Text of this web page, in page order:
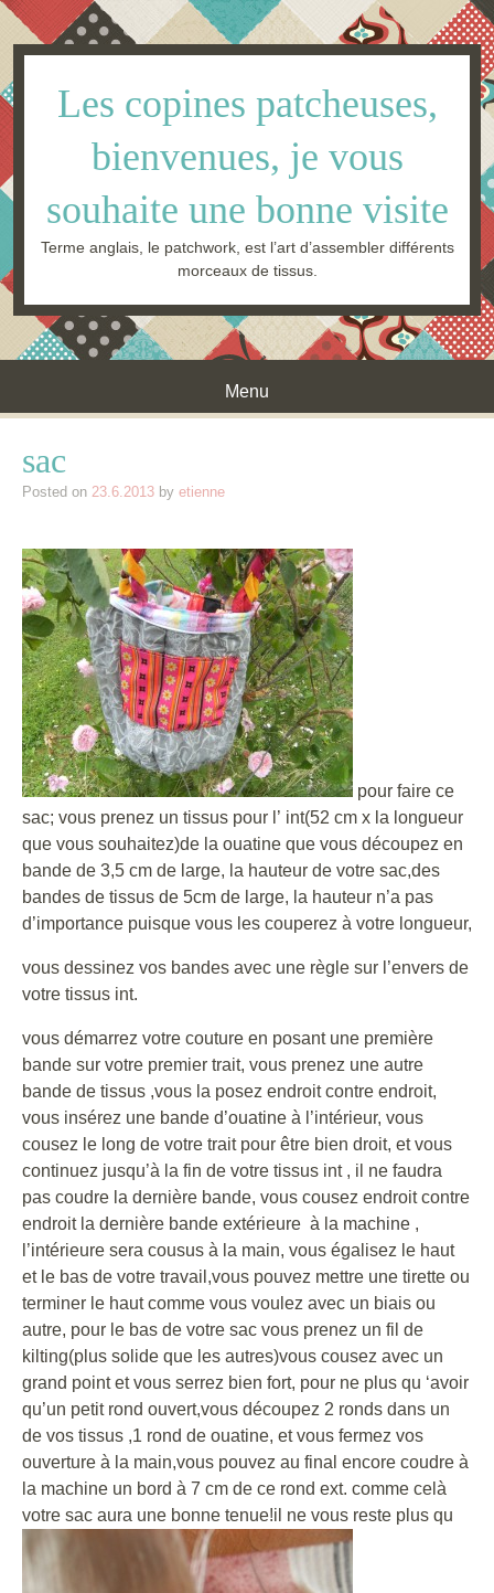
Les copines patcheuses,
bienvenues, je vous
souhaite une bonne visite
Terme anglais, le patchwork, est l’art d’assembler différents
morceaux de tissus.
Menu
sac
Posted on 23.6.2013 by etienne
pour faire ce
sac; vous prenez un tissus pour l’ int(52 cm x la longueur
que vous souhaitez)de la ouatine que vous découpez en
bande de 3,5 cm de large, la hauteur de votre sac,des
bandes de tissus de 5cm de large, la hauteur n’a pas
d’importance puisque vous les couperez à votre longueur,
vous dessinez vos bandes avec une règle sur l’envers de
votre tissus int.
vous démarrez votre couture en posant une première
bande sur votre premier trait, vous prenez une autre
bande de tissus ,vous la posez endroit contre endroit,
vous insérez une bande d’ouatine à l’intérieur, vous
cousez le long de votre trait pour être bien droit, et vous
continuez jusqu’à la fin de votre tissus int , il ne faudra
pas coudre la dernière bande, vous cousez endroit contre
endroit la dernière bande extérieure à la machine ,
l’intérieure sera cousus à la main, vous égalisez le haut
et le bas de votre travail,vous pouvez mettre une tirette ou
terminer le haut comme vous voulez avec un biais ou
autre, pour le bas de votre sac vous prenez un fil de
kilting(plus solide que les autres)vous cousez avec un
grand point et vous serrez bien fort, pour ne plus qu ‘avoir
qu’un petit rond ouvert,vous découpez 2 ronds dans un
de vos tissus ,1 rond de ouatine, et vous fermez vos
ouverture à la main,vous pouvez au final encore coudre à
la machine un bord à 7 cm de ce rond ext. comme celà
votre sac aura une bonne tenue!il ne vous reste plus qu